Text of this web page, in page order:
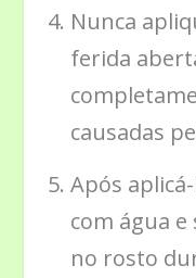
Nunca
ferida
causadas
Após
com água e
no rosto